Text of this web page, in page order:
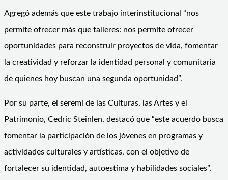
Agregó además que este trabajo interinstitucional “nos
permite ofrecer más que talleres: nos permite ofrecer
oportunidades para reconstruir proyectos de vida, fomentar
la creatividad y reforzar la identidad personal y comunitaria
de quienes hoy buscan una segunda oportunidad”.
Por su parte, el seremi de las Culturas, las Artes y el
Patrimonio, Cedric Steinlen, destacó que “este acuerdo busca
fomentar la participación de los jóvenes en programas y
actividades culturales y artísticas, con el objetivo de
fortalecer su identidad, autoestima y habilidades sociales”.